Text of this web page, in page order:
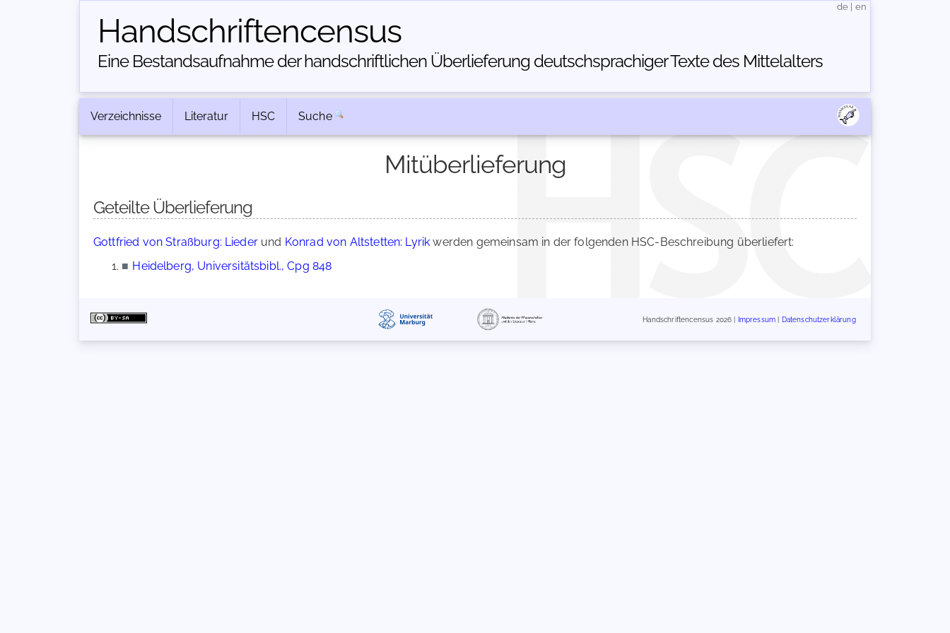
Handschriften­census
Eine Bestandsaufnahme der handschriftlichen Über­lieferung deutschsprachiger Texte des Mittelalters
de en
Verzeichnisse Literatur HSC Suche
Mitüberlieferung
Geteilte Überlieferung
Gottfried von Straßburg: Liederund Konrad von Altstetten: Lyrik werden gemeinsam in der folgenden HSC-Beschreibung überliefert:
■ Heidelberg, Universitätsbibl., Cpg 848
Handschriftencensus 2026 | Impressum Datenschutzerklärung